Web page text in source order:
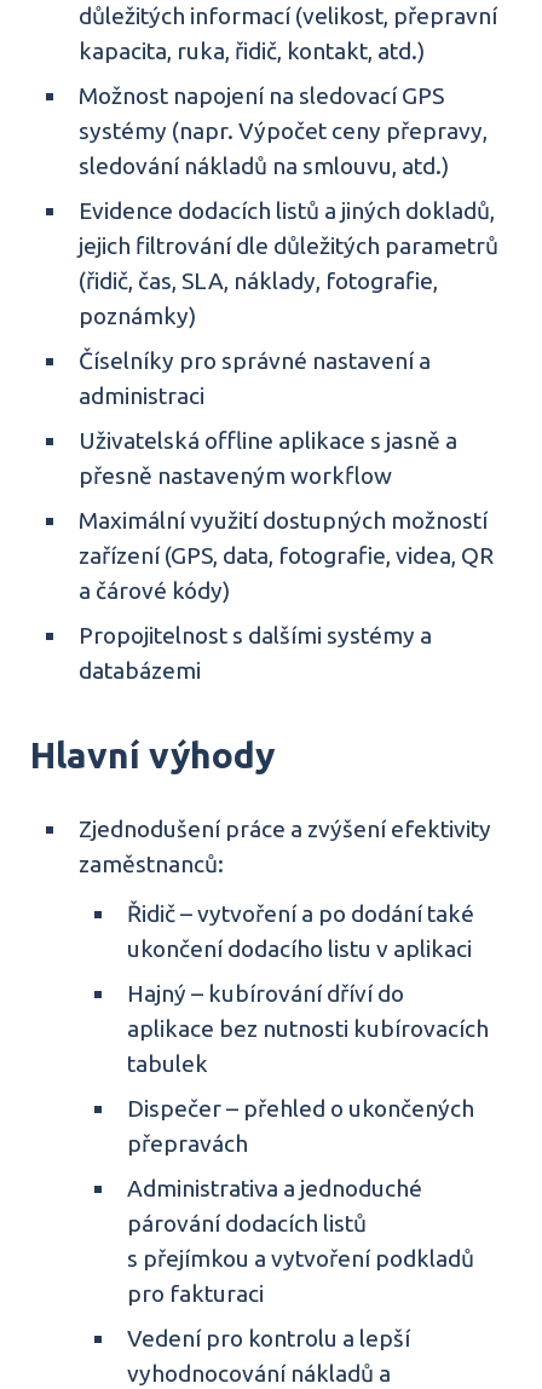
důležitých informací (velikost, přepravní
kapacita, ruka, řidič, kontakt, atd.)
Možnost napojení na sledovací GPS
systémy (napr. Výpočet ceny přepravy,
sledování nákladů na smlouvu, atd.)
Evidence dodacích listů a jiných dokladů,
jejich filtrování dle důležitých parametrů
(řidič, čas, SLA, náklady, fotografie,
poznámky)
Číselníky pro správné nastavení a
administraci
Uživatelská offline aplikace s jasně a
přesně nastaveným workflow
Maximální využití dostupných možností
zařízení (GPS, data, fotografie, videa, QR
a čárové kódy)
Propojitelnost s dalšími systémy a
databázemi
Hlavní výhody
Zjednodušení práce a zvýšení efektivity
zaměstnanců:
Řidič – vytvoření a po dodání také
ukončení dodacího listu v aplikaci
Hajný – kubírování dříví do
aplikace bez nutnosti kubírovacích
tabulek
Dispečer – přehled o ukončených
přepravách
Administrativa a jednoduché
párování dodacích listů
s přejímkou a vytvoření podkladů
pro fakturaci
Vedení pro kontrolu a lepší
vyhodnocování nákladů a